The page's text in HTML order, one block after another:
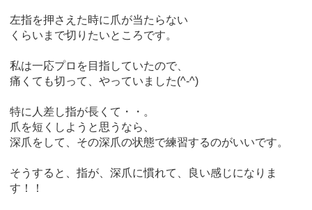
左指を押さえた時に爪が当たらない
くらいまで切りたいところです。
私は一応プロを目指していたので、
痛くても切って、やっていました(^-^)
特に人差し指が長くて・・。
爪を短くしようと思うなら、
深爪をして、その深爪の状態で練習するのがいいです。
そうすると、指が、深爪に慣れて、良い感じになりま
す！！